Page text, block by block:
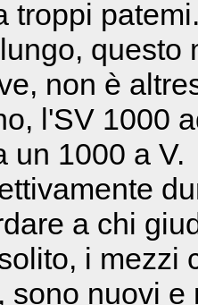
troppi
questo
non è
l'SV 1000
un 1000 a V.
a chi
i mezzi
sono nuovi e